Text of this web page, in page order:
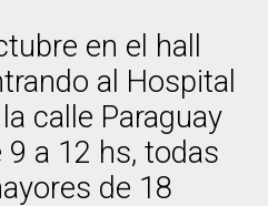
en el hall
al Hospital
calle Paraguay
9 a 12 hs, todas
de 18